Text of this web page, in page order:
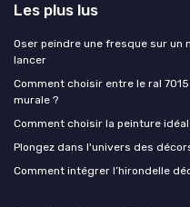
Les plus lus
Oser peindre une fresque sur un
lancer
Comment choisir entre le ral
murale ?
Comment choisir la peinture
Plongez dans l'univers des
Comment intégrer l’hirondelle